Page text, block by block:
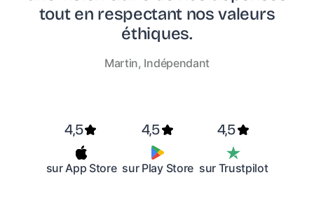
tout en respectant nos valeurs
éthiques.
Martin, Indépendant
4,5
sur App Store
4,5
sur Play Store
4,5
sur Trustpilot